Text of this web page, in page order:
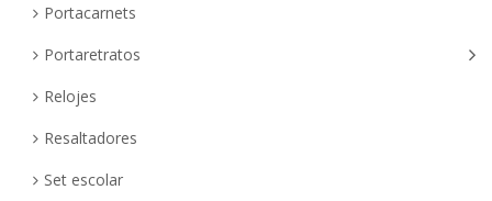
Portacarnets
Portaretratos
Relojes
Resaltadores
Set escolar